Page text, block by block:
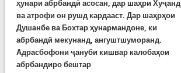
ҳунари абрбандӣ асосан, дар шаҳри Хуҷанд
ва атрофи он рушд кардааст. Дар шаҳрҳои
Душанбе ва Бохтар ҳунармандоне, ки
абрбандӣ мекунанд, ангуштшуморанд.
Адрасбофони ҷануби кишвар калобаҳои
абрбандиро бештар